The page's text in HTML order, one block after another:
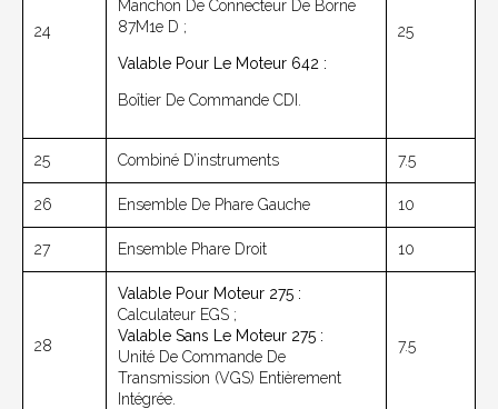
24
Manchon De Connecteur De Borne
87M1e D ;
Valable Pour Le Moteur 642 :
Boîtier De Commande CDI.
25
25 Combiné D’instruments 7.5
26 Ensemble De Phare Gauche 10
27 Ensemble Phare Droit 10
28
Valable Pour Moteur 275 :
Calculateur EGS ;
Valable Sans Le Moteur 275 :
Unité De Commande De
Transmission (VGS) Entièrement
Intégrée.
7.5